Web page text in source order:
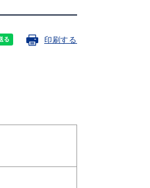
印刷する